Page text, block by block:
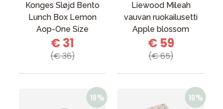
Konges Sløjd Bento
Lunch Box Lemon
Aop-One Size
€ 31
(€ 36)
Liewood Mileah
vauvan ruokailusetti
Apple blossom
€ 59
(€ 65)